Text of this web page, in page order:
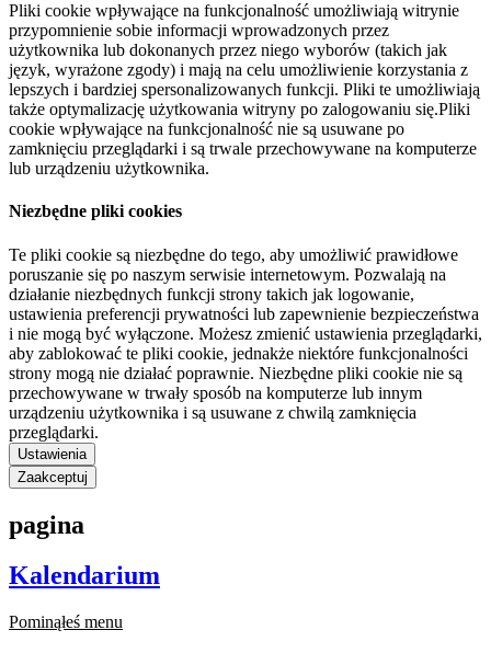
Pliki cookie wpływające na funkcjonalność umożliwiają witrynie
przypomnienie sobie informacji wprowadzonych przez
użytkownika lub dokonanych przez niego wyborów (takich jak
język, wyrażone zgody) i mają na celu umożliwienie korzystania z
lepszych i bardziej spersonalizowanych funkcji. Pliki te umożliwiają
także optymalizację użytkowania witryny po zalogowaniu się.Pliki
cookie wpływające na funkcjonalność nie są usuwane po
zamknięciu przeglądarki i są trwale przechowywane na komputerze
lub urządzeniu użytkownika.
Niezbędne pliki cookies
Te pliki cookie są niezbędne do tego, aby umożliwić prawidłowe
poruszanie się po naszym serwisie internetowym. Pozwalają na
działanie niezbędnych funkcji strony takich jak logowanie,
ustawienia preferencji prywatności lub zapewnienie bezpieczeństwa
i nie mogą być wyłączone. Możesz zmienić ustawienia przeglądarki,
aby zablokować te pliki cookie, jednakże niektóre funkcjonalności
strony mogą nie działać poprawnie. Niezbędne pliki cookie nie są
przechowywane w trwały sposób na komputerze lub innym
urządzeniu użytkownika i są usuwane z chwilą zamknięcia
przeglądarki.
Ustawienia
Zaakceptuj
pagina
Kalendarium
Pominąłeś menu